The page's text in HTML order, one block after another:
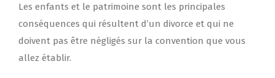
Les enfants et le patrimoine sont les principales
conséquences qui résultent d’un divorce et qui ne
doivent pas être négligés sur la convention que vous
allez établir.